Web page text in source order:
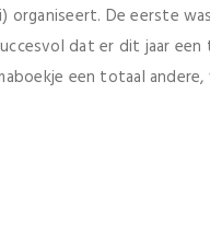
organiseert. De eerste
dat er dit jaar
een totaal